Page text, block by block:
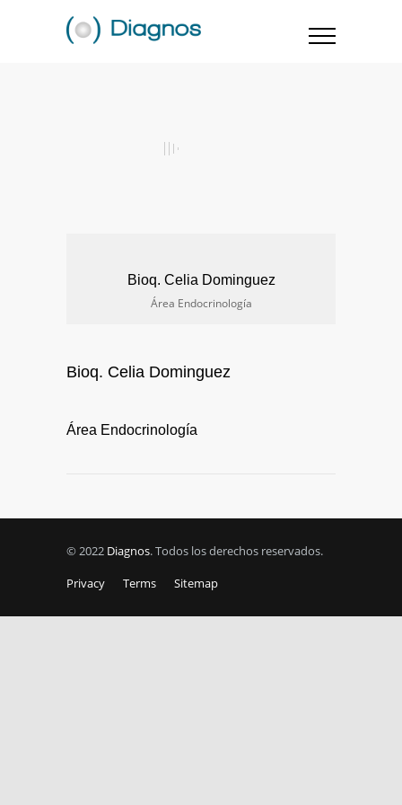
Bioq. Celia Dominguez
Área Endocrinología
Bioq. Celia Dominguez
Área Endocrinología
© 2022 Diagnos. Todos los derechos reservados.
Privacy
Terms Sitemap